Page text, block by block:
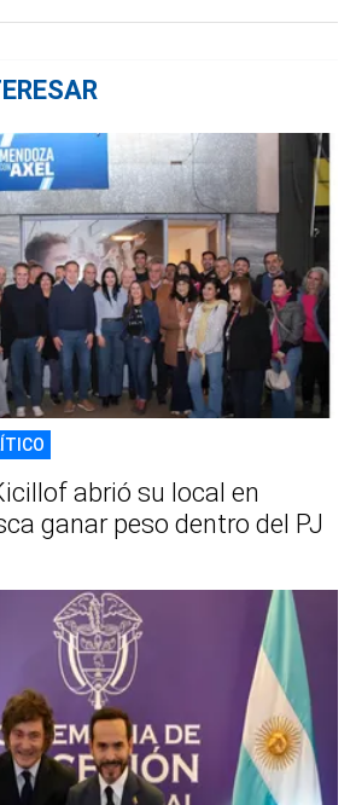
abrió su local en
ganar peso dentro del PJ